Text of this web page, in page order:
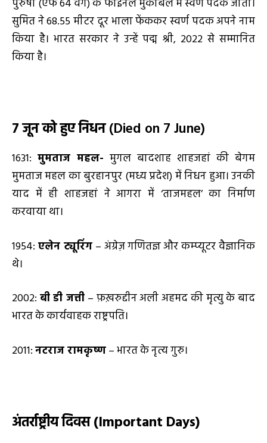
पुरुषों (एफ 64 वर्ग) के फाइनल मुकाबले में स्वर्ण पदक जीता।
सुमित ने 68.55 मीटर दूर भाला फेंककर स्वर्ण पदक अपने नाम
किया है। भारत सरकार ने उन्हें पद्म श्री, 2022 से सम्मानित
किया है।
7 जून को हुए निधन(Died on 7 June)
1631: मुमताज महल- मुगल बादशाह शाहजहां की बेगम
मुमताज महल का बुरहानपुर (मध्य प्रदेश) में निधन हुआ। उनकी
याद में ही शाहजहां ने आगरा में ‘ताजमहल’ का निर्माण
करवाया था।
1954: एलेन ट्यूरिंग– अंग्रेज़ गणितज्ञ और कम्प्यूटर वैज्ञानिक
थे।
2002: बी डी जत्ती – फ़ख़रुद्दीन अली अहमद की मृत्यु के बाद
भारत के कार्यवाहक राष्ट्रपति।
2011:नटराज रामकृष्ण– भारत के नृत्य गुरु।
अंतर्राष्ट्रीय दिवस (Important Days)